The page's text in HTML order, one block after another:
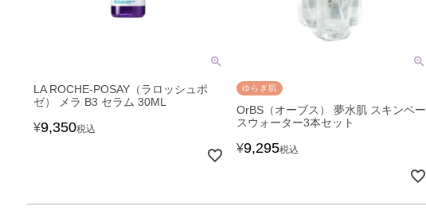
LA ROCHE-POSAY（ラロッシュポ
ゼ） メラ B3 セラム 30ML
¥9,350税込
ゆらぎ肌
OrBS（オーブス） 夢水肌 スキンベー
スウォーター3本セット
¥9,295税込